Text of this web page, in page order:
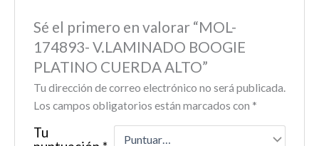
Sé el primero en valorar “MOL-
174893- V.LAMINADO BOOGIE
PLATINO CUERDA ALTO”
Tu dirección de correo electrónico no será publicada.
Los campos obligatorios están marcados con *
Tu